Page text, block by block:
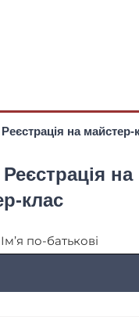
Реєстрація на майстер-
на
клас
по-батькові